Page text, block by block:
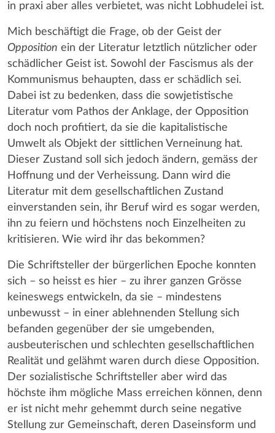
in praxi aber alles verbietet, was nicht Lobhudelei ist.
Mich beschäftigt die Frage, ob der Geist der
Opposition ein der Literatur letztlich nützlicher oder
schädlicher Geist ist. Sowohl der Fascismus als der
Kommunismus behaupten, dass er schädlich sei.
Dabei ist zu bedenken, dass die sowjetistische
Literatur vom Pathos der Anklage, der Opposition
doch noch profitiert, da sie die kapitalistische
Umwelt als Objekt der sittlichen Verneinung hat.
Dieser Zustand soll sich jedoch ändern, gemäss der
Hoffnung und der Verheissung. Dann wird die
Literatur mit dem gesellschaftlichen Zustand
einverstanden sein, ihr Beruf wird es sogar werden,
ihn zu feiern und höchstens noch Einzelheiten zu
kritisieren. Wie wird ihr das bekommen?
Die Schriftsteller der bürgerlichen Epoche konnten
sich – so heisst es hier – zu ihrer ganzen Grösse
keineswegs entwickeln, da sie – mindestens
unbewusst – in einer ablehnenden Stellung sich
befanden gegenüber der sie umgebenden,
ausbeuterischen und schlechten gesellschaftlichen
Realität und gelähmt waren durch diese Opposition.
Der sozialistische Schriftsteller aber wird das
höchste ihm mögliche Mass erreichen können, denn
er ist nicht mehr gehemmt durch seine negative
Stellung zur Gemeinschaft, deren Daseinsform und